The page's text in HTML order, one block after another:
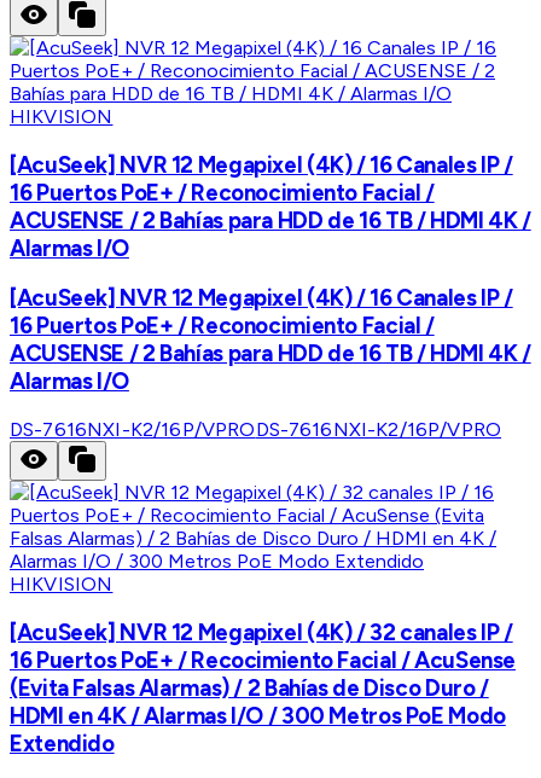
HIKVISION
[AcuSeek] NVR 12 Megapixel (4K) / 16 Canales IP /
16 Puertos PoE+ / Reconocimiento Facial /
ACUSENSE / 2 Bahías para HDD de 16 TB / HDMI 4K /
Alarmas I/O
[AcuSeek] NVR 12 Megapixel (4K) / 16 Canales IP /
16 Puertos PoE+ / Reconocimiento Facial /
ACUSENSE / 2 Bahías para HDD de 16 TB / HDMI 4K /
Alarmas I/O
DS-7616NXI-K2/16P/VPRODS-7616NXI-K2/16P/VPRO
HIKVISION
[AcuSeek] NVR 12 Megapixel (4K) / 32 canales IP /
16 Puertos PoE+ / Recocimiento Facial / AcuSense
(Evita Falsas Alarmas) / 2 Bahías de Disco Duro /
HDMI en 4K / Alarmas I/O / 300 Metros PoE Modo
Extendido